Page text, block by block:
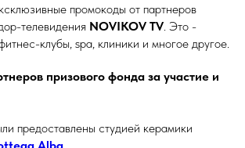
промокоды от партнеров
телевидения NOVIKOV TV . Это -
клубы, spa, клиники и многое другое.
призового фонда за участие и
предоставлены студией керамики